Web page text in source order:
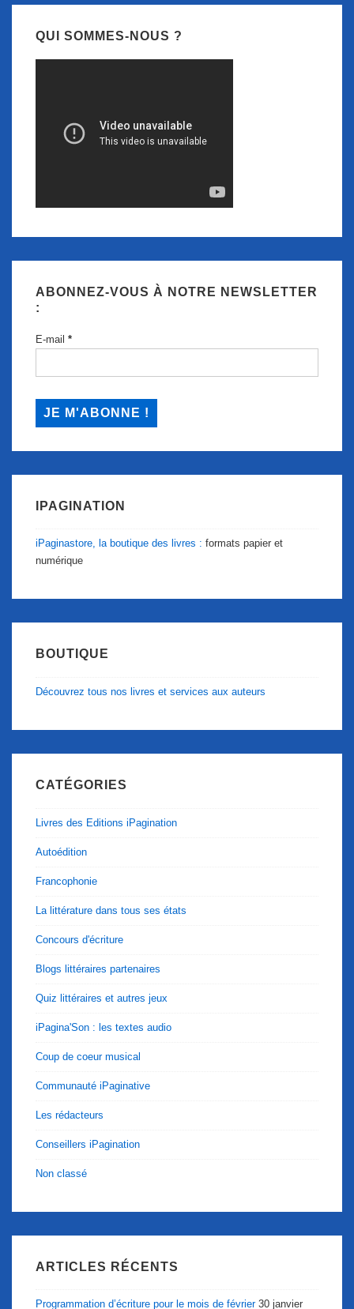
QUI SOMMES-NOUS ?
ABONNEZ-VOUS À NOTRE NEWSLETTER
:
E-mail *
IPAGINATION
iPaginastore, la boutique des livres : formats papier et
numérique
BOUTIQUE
Découvrez tous nos livres et services aux auteurs
CATÉGORIES
Livres des Editions iPagination
Autoédition
Francophonie
La littérature dans tous ses états
Concours d'écriture
Blogs littéraires partenaires
Quiz littéraires et autres jeux
iPagina'Son : les textes audio
Coup de coeur musical
Communauté iPaginative
Les rédacteurs
Conseillers iPagination
Non classé
ARTICLES RÉCENTS
Programmation d’écriture pour le mois de février 30 janvier